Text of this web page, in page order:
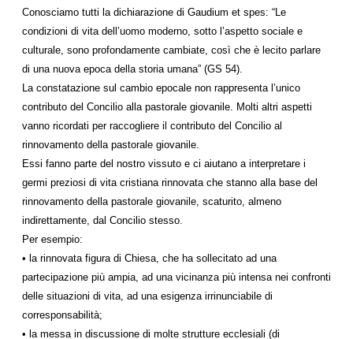
Conosciamo tutti la dichiarazione di Gaudium et spes: “Le
condizioni di vita dell’uomo moderno, sotto l’aspetto sociale e
culturale, sono profondamente cambiate, così che è lecito parlare
di una nuova epoca della storia umana” (GS 54).
La constatazione sul cambio epocale non rappresenta l’unico
contributo del Concilio alla pastorale giovanile. Molti altri aspetti
vanno ricordati per raccogliere il contributo del Concilio al
rinnovamento della pastorale giovanile.
Essi fanno parte del nostro vissuto e ci aiutano a interpretare i
germi preziosi di vita cristiana rinnovata che stanno alla base del
rinnovamento della pastorale giovanile, scaturito, almeno
indirettamente, dal Concilio stesso.
Per esempio:
• la rinnovata figura di Chiesa, che ha sollecitato ad una
partecipazione più ampia, ad una vicinanza più intensa nei confronti
delle situazioni di vita, ad una esigenza irrinunciabile di
corresponsabilità;
• la messa in discussione di molte strutture ecclesiali (di